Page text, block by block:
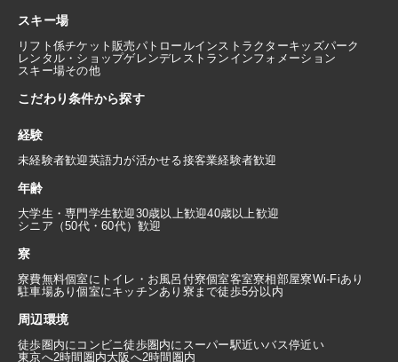
スキー場
リフト係チケット販売パトロールインストラクターキッズパーク
レンタル・ショップゲレンデレストラン インフォメーション
スキー場その他
こだわり条件から探す
経験
未経験者歓迎英語力が活かせる接客業経験者歓迎
年齢
大学生・専門学生歓迎30歳以上歓迎40歳以上歓迎
シニア（50代・60代）歓迎
寮
寮費無料個室にトイレ・お風呂付寮個室客室寮相部屋寮Wi-Fiあり
駐車場あり個室にキッチンあり 寮まで徒歩5分以内
周辺環境
徒歩圏内にコンビニ徒歩圏内にスーパー駅近いバス停近い
東京へ2時間圏内大阪へ2時間圏内